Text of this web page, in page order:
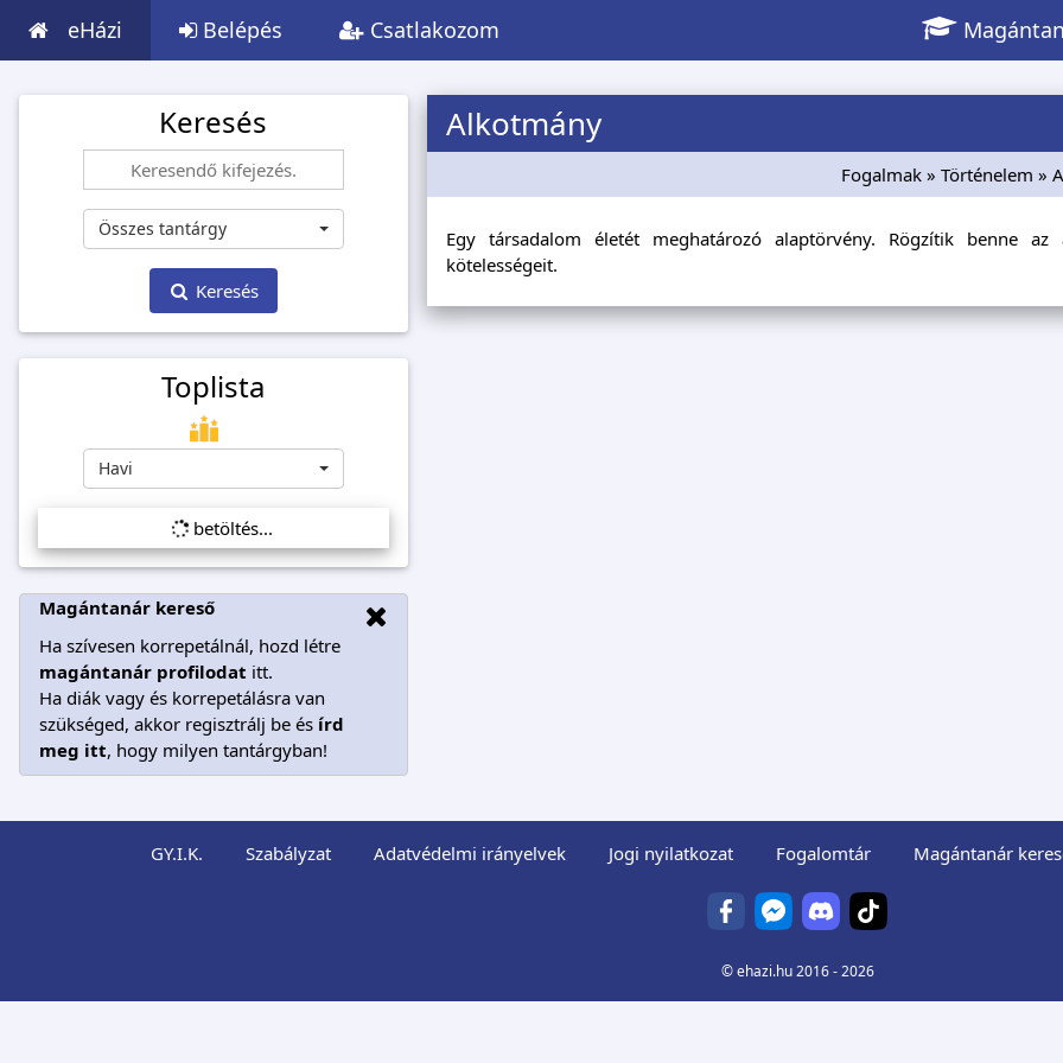
eHázi Belépés Csatlakozom
Keresés
Összes tantárgy
Keresés
Toplista
Havi
betöltés...
Magántanár kereső
Ha szívesen korrepetálnál, hozd létre
magántanár profilodat itt.
Ha diák vagy és korrepetálásra van
szükséged, akkor regisztrálj be és írd
meg itt, hogy milyen tantárgyban!
Alkotmány
Fogalmak »Történelem »
Egy társadalom életét meghatározó alaptörvény. Rögzítik benne
kötelességeit.
GY.I.K. Szabályzat Adatvédelmi irányelvek Jogi nyilatkozat Fogalomtár Magántanár
©ehazi.hu2016 - 2026